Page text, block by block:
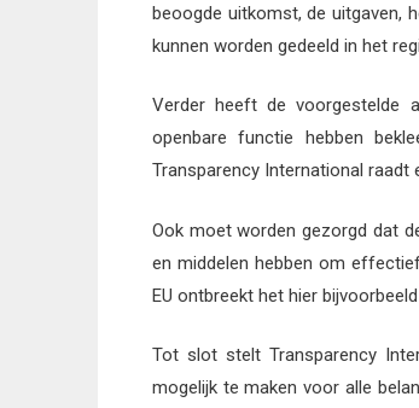
beoogde uitkomst, de uitgaven,
kunnen worden gedeeld in het
Verder heeft de voorgestelde
openbare functie hebben
Transparency International raadt
Ook moet worden gezorgd dat
en middelen hebben om
EU ontbreekt het hier bijvoorbeeld
Tot slot stelt Transparency
mogelijk te maken voor alle